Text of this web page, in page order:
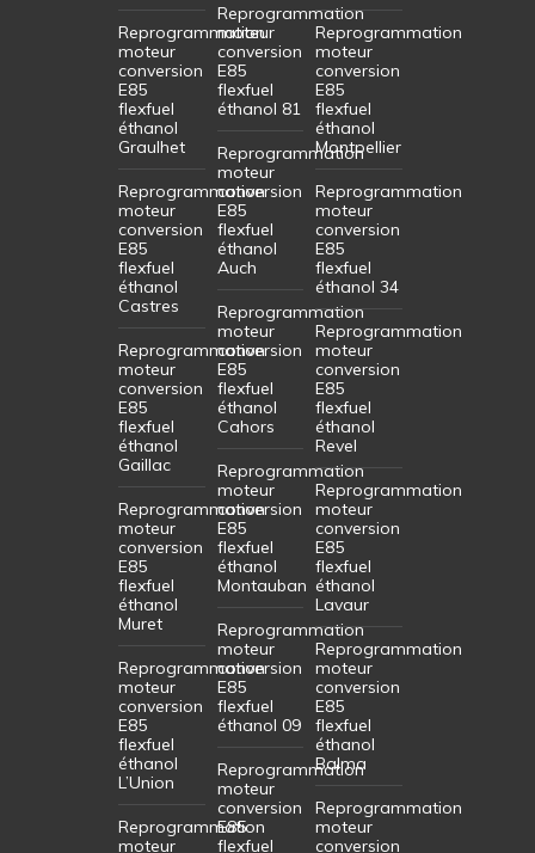
Reprogrammation
moteur
conversion
E85
flexfuel
éthanol
Graulhet
Reprogrammation
moteur
conversion
E85
flexfuel
éthanol
Castres
Reprogrammation
moteur
conversion
E85
flexfuel
éthanol
Gaillac
Reprogrammation
moteur
conversion
E85
flexfuel
éthanol
Muret
Reprogrammation
moteur
conversion
E85
flexfuel
éthanol
L’Union
Reprogrammation
moteur
Reprogrammation
moteur
conversion
E85
flexfuel
éthanol 81
Reprogrammation
moteur
conversion
E85
flexfuel
éthanol
Auch
Reprogrammation
moteur
conversion
E85
flexfuel
éthanol
Cahors
Reprogrammation
moteur
conversion
E85
flexfuel
éthanol
Montauban
Reprogrammation
moteur
conversion
E85
flexfuel
éthanol 09
Reprogrammation
moteur
conversion
E85
flexfuel
Reprogrammation
moteur
conversion
E85
flexfuel
éthanol
Montpellier
Reprogrammation
moteur
conversion
E85
flexfuel
éthanol 34
Reprogrammation
moteur
conversion
E85
flexfuel
éthanol
Revel
Reprogrammation
moteur
conversion
E85
flexfuel
éthanol
Lavaur
Reprogrammation
moteur
conversion
E85
flexfuel
éthanol
Balma
Reprogrammation
moteur
conversion